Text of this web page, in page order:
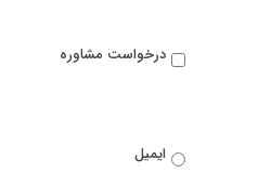
درخواست مشاوره
ایمیل